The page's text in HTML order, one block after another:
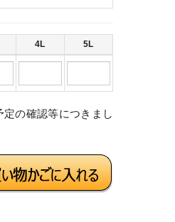
4L 5L
の確認等につきまし